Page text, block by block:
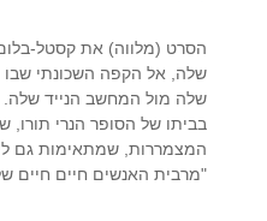
הסרט (מלווה) את קסטל-
שלה, אל הקפה השכונתי
שלה מול המחשב הנייד שלה.
בביתו של הסופר הנרי תורו,
המצמררות, שמתאימות גם
"מרבית האנשים חיים חיים